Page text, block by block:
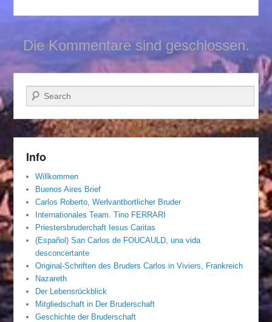
Die Kommentare sind geschlossen.
Suchen
Info
Willkommen
Buenos Aires Brief
Carlos Roberto, Werlvantbortlicher Bruder
Internationales Team. Tino FERRARI
Priestersbruderchaft Iesus Caritas
(Español) San Carlos de FOUCAULD, una vida
desconcertante
Original-Schriften des Bruders Carlos in Viviers, Frankreich
Nazareth
Der Lebensrückblick
Mitgliedschaft in Der Bruderschaft
Geschichte der Bruderschaft